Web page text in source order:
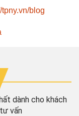
tpny.vn/blog
dành cho khách
vấn